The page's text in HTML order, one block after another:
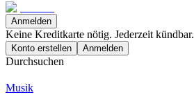
Anmelden
Keine Kreditkarte nötig. Jederzeit kündbar.
Konto erstellen Anmelden
Durchsuchen
Musik